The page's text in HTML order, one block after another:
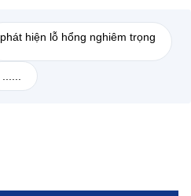
phát hiện lỗ hổng nghiêm trọng